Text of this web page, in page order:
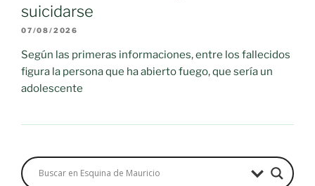
suicidarse
07/08/2026
Según las primeras informaciones, entre los fallecidos
figura la persona que ha abierto fuego, que sería un
adolescente